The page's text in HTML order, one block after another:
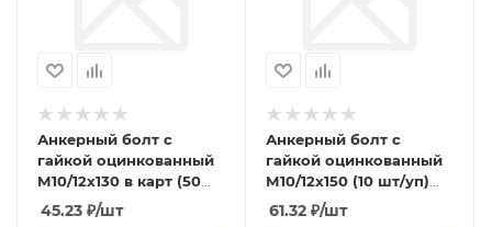
Анкерный болт с
гайкой оцинкованный
М10/12x130 в карт (50
шт/уп) Промрукав
45.23 ₽/шт
Анкерный болт с
гайкой оцинкованный
М10/12x150 (10 шт/уп)
Промрукав
61.32 ₽/шт